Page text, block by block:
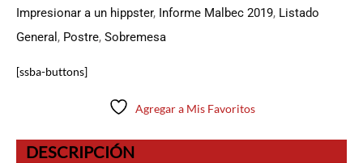
Impresionar a un hippster, Informe Malbec 2019, Listado
General , Postre, Sobremesa
[ssba-buttons]
Agregar a Mis Favoritos
DESCRIPCIÓN